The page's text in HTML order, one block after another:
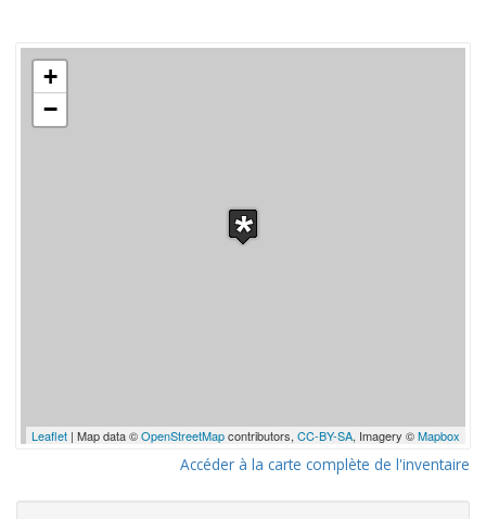
+
−
Leaflet | Map data ©OpenStreetMapcontributors, CC-BY-SA, Imagery ©Mapbox
Accéder à la carte complète de l'inventaire